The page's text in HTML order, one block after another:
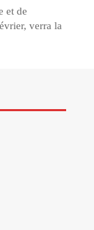
et de
verra la